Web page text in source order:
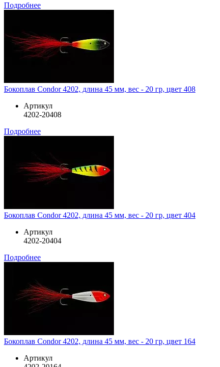
Подробнее
Бокоплав Condor 4202, длина 45 мм, вес - 20 гр, цвет 408
Артикул
4202-20408
Подробнее
Бокоплав Condor 4202, длина 45 мм, вес - 20 гр, цвет 404
Артикул
4202-20404
Подробнее
Бокоплав Condor 4202, длина 45 мм, вес - 20 гр, цвет 164
Артикул